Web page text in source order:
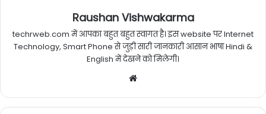
Raushan Vishwakarma
techrweb.com में आपका बहुत बहुत स्वागत है। इस website पर Internet
Technology, Smart Phone से जुड़ी सारी जानकारी आसान भाषा Hindi &
English में देखने को मिलेगी।
Website